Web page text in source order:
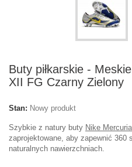
Buty piłkarskie -
XII FG Czarny Zielony
Stan: Nowy produkt
Szybkie z natury buty Nike
zaprojektowane, aby zapewnić 360
naturalnych nawierzchniach.